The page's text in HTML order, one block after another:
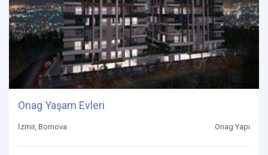
Onag Yaşam Evleri
İzmir, Bornova Onag Yapı